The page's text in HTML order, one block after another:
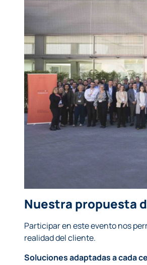
Nuestra propuesta
Participar en este evento nos
realidad del cliente.
Soluciones adaptadas a cada